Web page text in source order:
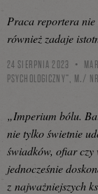
Praca reportera
również zadaje
24 SIERPNIA 2023
PSYCHOLOGICZNY”, M./
„Imperium bólu.
nie tylko świetnie
świadków, ofiar czy
jednocześnie
z najważniejszych